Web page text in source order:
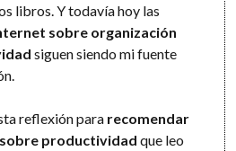
libros. Y todavía hoy las
sobre organización
siguen siendo mi fuente
reflexión para recomendar
productividad que leo